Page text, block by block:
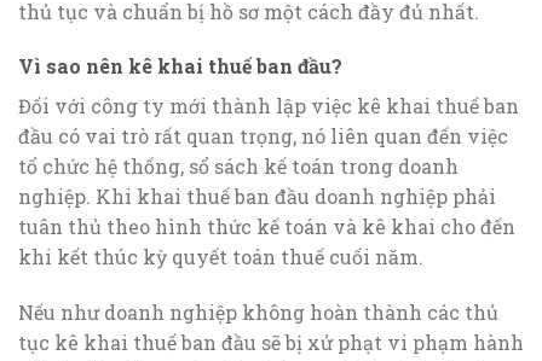
thủ tục và chuẩn bị hồ sơ một cách đầy đủ nhất.
Vì sao nên kê khai thuế ban đầu?
Đối với công ty mới thành lập việc kê khai thuế ban
đầu có vai trò rất quan trọng, nó liên quan đến việc
tổ chức hệ thống, sổ sách kế toán trong doanh
nghiệp. Khi khai thuế ban đầu doanh nghiệp phải
tuân thủ theo hình thức kế toán và kê khai cho đến
khi kết thúc kỳ quyết toán thuế cuối năm.
Nếu như doanh nghiệp không hoàn thành các thủ
tục kê khai thuế ban đầu sẽ bị xử phạt vi phạm hành